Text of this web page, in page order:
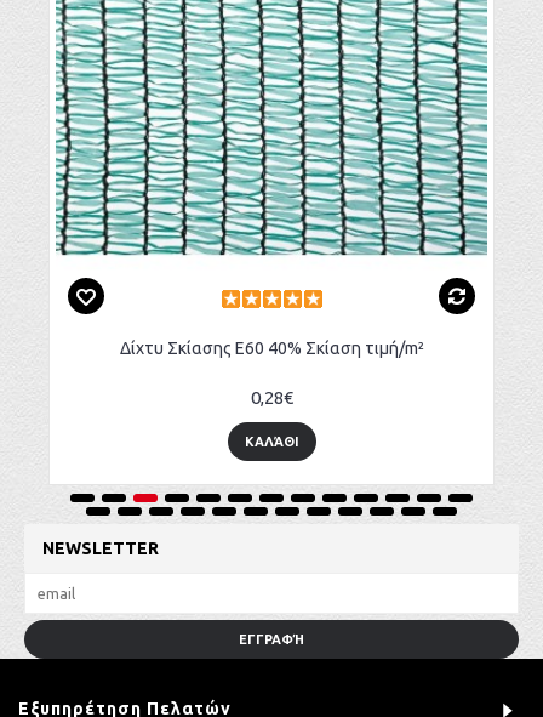
Δίχτυ Σκίασης Ε60 40% Σκίαση τιμή/m²
0,28€
ΚΑΛΆΘΙ
NEWSLETTER
ΕΓΓΡΑΦΉ
Εξυπηρέτηση Πελατών